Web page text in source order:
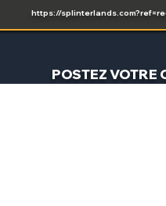
https://splinterlands.com
POSTEZ VOTRE